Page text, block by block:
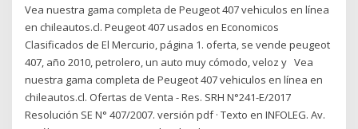
Vea nuestra gama completa de Peugeot 407 vehiculos en línea
en chileautos.cl. Peugeot 407 usados en Economicos
Clasificados de El Mercurio, página 1. oferta, se vende peugeot
407, año 2010, petrolero, un auto muy cómodo, veloz y Vea
nuestra gama completa de Peugeot 407 vehiculos en línea en
chileautos.cl. Ofertas de Venta - Res. SRH N°241-E/2017
Resolución SE N° 407/2007. versión pdf · Texto en INFOLEG. Av.